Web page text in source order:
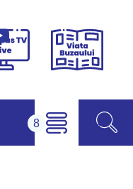
Campus
Viața